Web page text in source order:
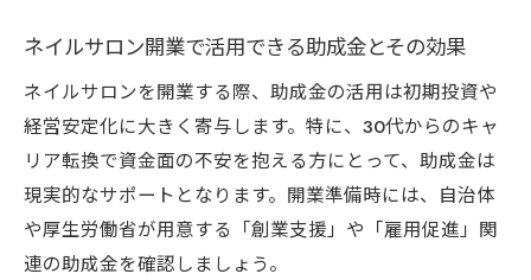
ネイルサロン開業で活用できる助成金とその効果
ネイルサロンを開業する際、助成金の活用は初期投資や
経営安定化に大きく寄与します。特に、30代からのキャ
リア転換で資金面の不安を抱える方にとって、助成金は
現実的なサポートとなります。開業準備時には、自治体
や厚生労働省が用意する「創業支援」や「雇用促進」関
連の助成金を確認しましょう。